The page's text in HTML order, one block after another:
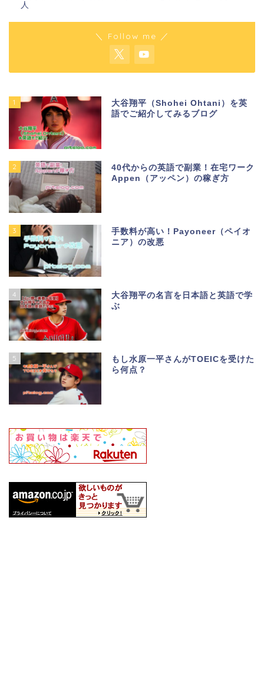
人
＼ Follow me ／
1
大谷翔平（Shohei Ohtani）を英
語でご紹介してみるブログ
2
40代からの英語で副業！在宅ワーク
Appen（アッペン）の稼ぎ方
3
手数料が高い！Payoneer（ペイオ
ニア）の改悪
4
大谷翔平の名言を日本語と英語で学
ぶ
5
もし水原一平さんがTOEICを受けた
ら何点？